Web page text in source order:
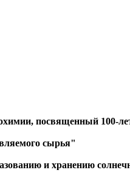
посвященный 100-
сырья"
и хранению